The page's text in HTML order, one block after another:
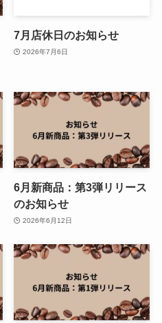
7月店休日のお知らせ
2026年7月6日
6月新商品：第3弾リリース
のお知らせ
2026年6月12日